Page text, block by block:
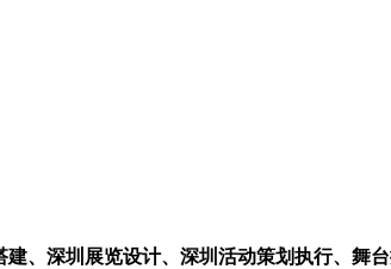
、深圳展览设计、深圳活动策划执行、舞